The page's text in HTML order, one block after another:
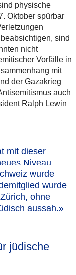
physische
Oktober spürbar
sind
nicht
Vorfälle in
mit
der Gazakrieg
auch
Ralph Lewin
mit dieser
Niveau
wurde
wurde
ohne
aussah.»
jüdische